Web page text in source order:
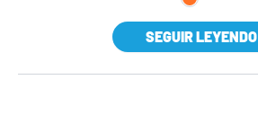
SEGUIR LEYENDO